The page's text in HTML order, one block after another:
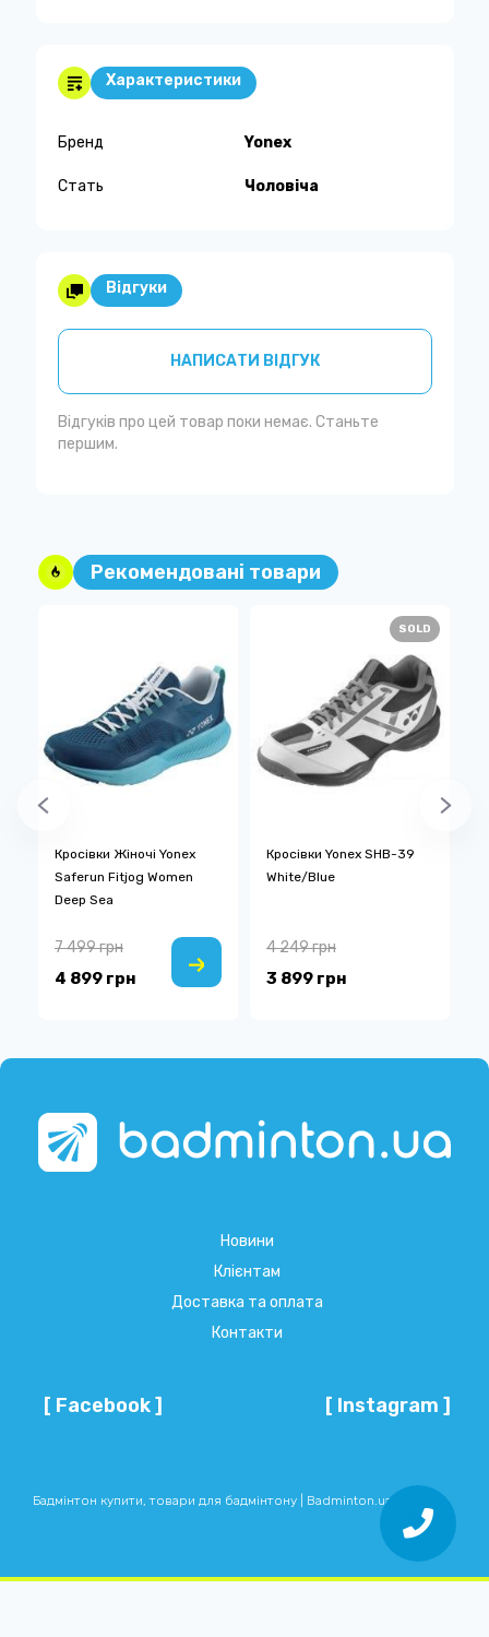
Характеристики
Бренд Yonex
Стать Чоловіча
Відгуки
НАПИСАТИ ВІДГУК
Відгуків про цей товар поки немає. Станьте
першим.
Рекомендовані товари
Кросівки Жіночі Yonex
Saferun Fitjog Women
Deep Sea
4 899 грн
7 499 грн
SOLD
Кросівки Yonex SHB-39
White/Blue
3 899 грн
4 249 грн
Новини
Клієнтам
Доставка та оплата
Контакти
[ Facebook ] [ Instagram ]
Бадмінтон купити, товари для бадмінтону | Badminton.ua © 2026